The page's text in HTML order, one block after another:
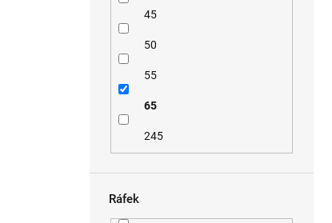
45
50
55
65
245
Ráfek